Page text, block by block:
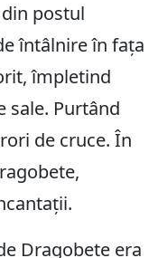
postul
întâlnire în fața
împletind
sale. Purtând
de cruce. În
Dragobete era